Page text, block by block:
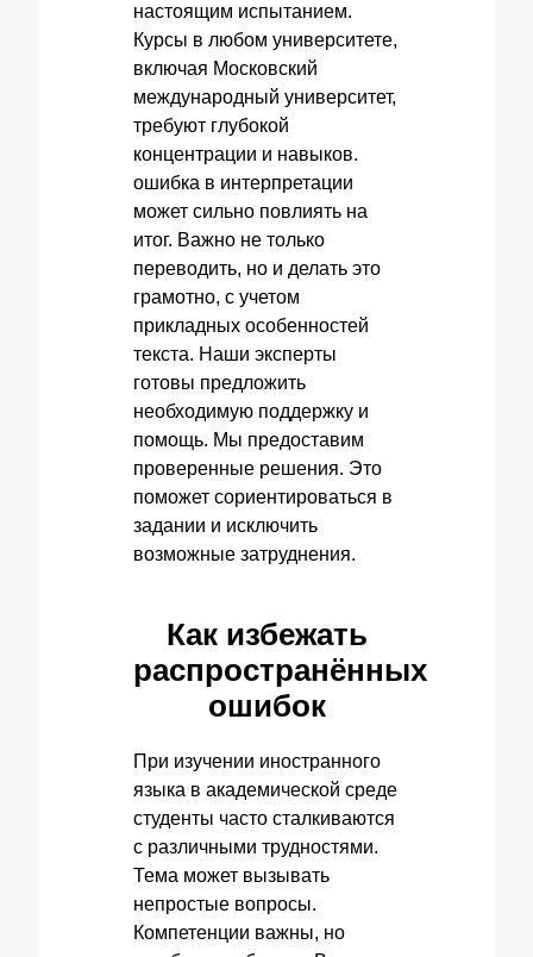
настоящим испытанием.
Курсы в любом университете,
включая Московский
международный университет,
требуют глубокой
концентрации и навыков.
ошибка в интерпретации
может сильно повлиять на
итог. Важно не только
переводить, но и делать это
грамотно, с учетом
прикладных особенностей
текста. Наши эксперты
готовы предложить
необходимую поддержку и
помощь. Мы предоставим
проверенные решения. Это
поможет сориентироваться в
задании и исключить
возможные затруднения.
Как избежать
распространённых
ошибок
При изучении иностранного
языка в академической среде
студенты часто сталкиваются
с различными трудностями.
Тема может вызывать
непростые вопросы.
Компетенции важны, но